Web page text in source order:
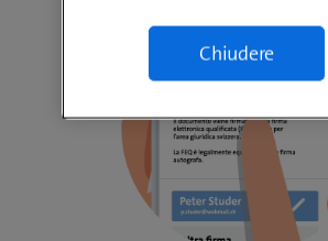
Chiudere